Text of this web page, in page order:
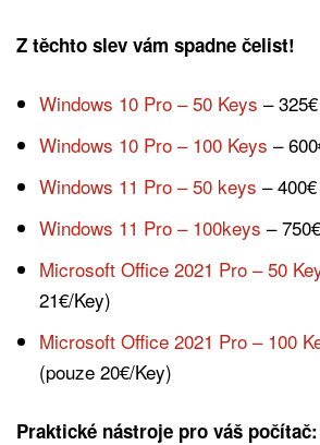
Z těchto slev vám spadne čelist!
Windows 10 Pro – 50 Keys –
Windows 10 Pro – 100 Keys –
Windows 11 Pro – 50 keys –
Windows 11 Pro – 100keys –
Microsoft Office 2021 Pro – 50
21€/Key)
Microsoft Office 2021 Pro – 100
(pouze 20€/Key)
Praktické nástroje pro váš počítač: